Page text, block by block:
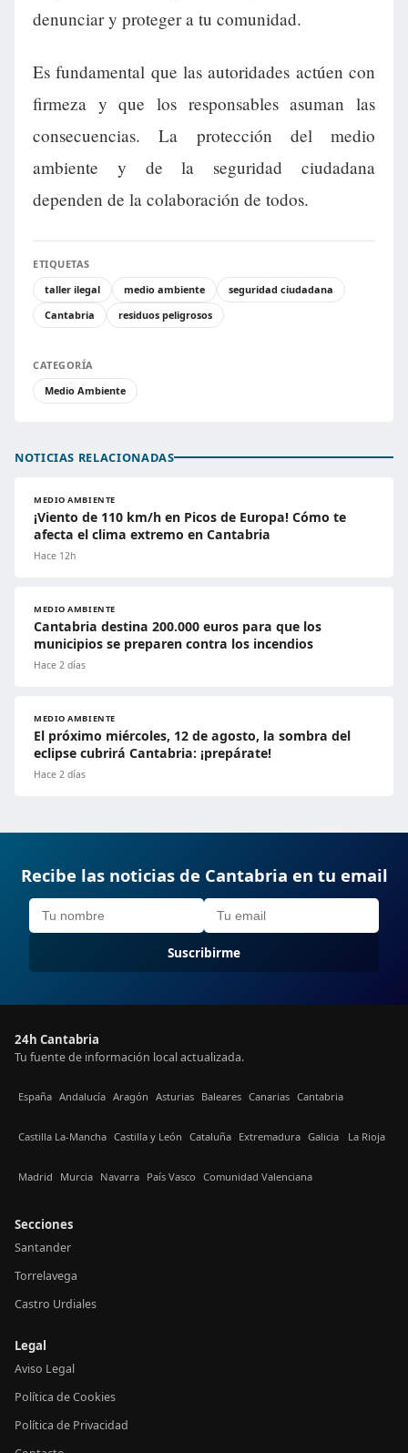
denunciar y proteger a tu comunidad.
Es fundamental que las autoridades actúen con
firmeza y que los responsables asuman las
consecuencias. La protección del medio
ambiente y de la seguridad ciudadana
dependen de la colaboración de todos.
ETIQUETAS
taller ilegal
medio ambiente
seguridad ciudadana
Cantabria
residuos peligrosos
CATEGORÍA
Medio Ambiente
NOTICIAS RELACIONADAS
MEDIO AMBIENTE
¡Viento de 110 km/h en Picos de Europa! Cómo te
afecta el clima extremo en Cantabria
Hace 12h
MEDIO AMBIENTE
Cantabria destina 200.000 euros para que los
municipios se preparen contra los incendios
Hace 2 días
MEDIO AMBIENTE
El próximo miércoles, 12 de agosto, la sombra del
eclipse cubrirá Cantabria: ¡prepárate!
Hace 2 días
Recibe las noticias de Cantabria en tu email
Suscribirme
24h Cantabria
Tu fuente de información local actualizada.
España Andalucía Aragón Asturias Baleares Canarias Cantabria
Castilla La-Mancha Castilla y León Cataluña Extremadura Galicia La Rioja
Madrid Murcia Navarra País Vasco Comunidad Valenciana
Secciones
Santander
Torrelavega
Castro Urdiales
Legal
Aviso Legal
Política de Cookies
Política de Privacidad